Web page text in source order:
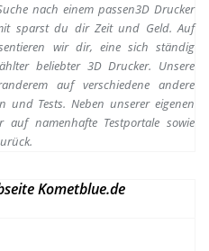
nach einem passen3D Drucker
sparst du dir Zeit und Geld. Auf
wir dir, eine sich ständig
beliebter 3D Drucker. Unsere
auf verschiedene andere
und Tests. Neben unserer eigenen
namenhafte Testportale sowie
Kometblue.de